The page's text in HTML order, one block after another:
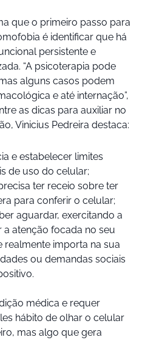
que o primeiro passo para
é identificar que há
persistente e
“A psicoterapia pode
alguns casos podem
e até internação”,
as dicas para auxiliar no
Vinicius Pedreira destaca:
e estabelecer limites
de uso do celular;
ter receio sobre ter
para conferir o celular;
aguardar, exercitando a
a atenção focada no seu
realmente importa na sua
ou demandas sociais
médica e requer
hábito de olhar o celular
mas algo que gera